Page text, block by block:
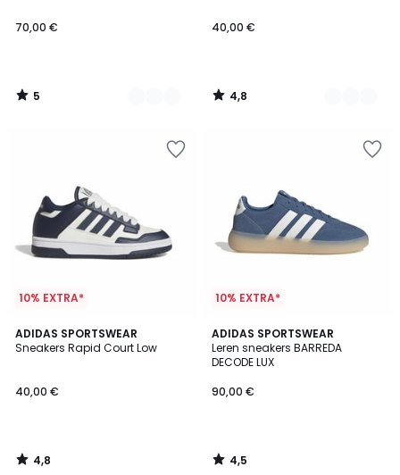
70,00 €
5
/
40,00 €
4,8
/
10% EXTRA*
ADIDAS SPORTSWEAR
Sneakers Rapid Court Low
40,00 €
4,8
/ 5
4,8
/
10% EXTRA*
ADIDAS SPORTSWEAR
Leren sneakers BARREDA
DECODE LUX
90,00 €
4,5
/ 5
4,5
/